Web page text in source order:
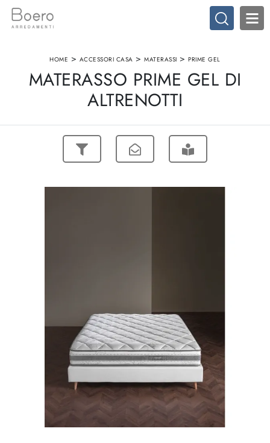
HOME > ACCESSORI CASA >MATERASSI >PRIME GEL
MATERASSO PRIME GEL DI
ALTRENOTTI